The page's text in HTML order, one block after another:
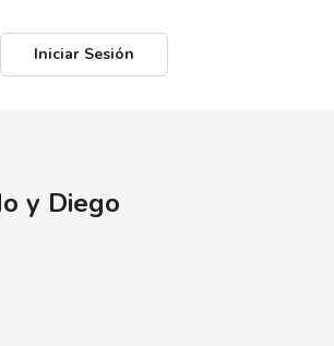
Iniciar Sesión
y Diego